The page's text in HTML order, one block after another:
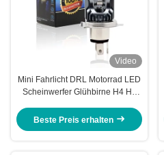
Video
Mini Fahrlicht DRL Motorrad LED
Scheinwerfer Glühbirne H4 H6
Projektor Objektiv Doppelfarbe
Beste Preis erhalten